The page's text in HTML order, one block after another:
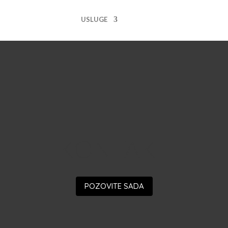
USLUGE
POZOVITE SADA